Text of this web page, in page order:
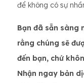
để không có sự
Bạn đã sẵn sàng
rằng chúng sẽ
đến bạn, chứ
Nhận ngay bản